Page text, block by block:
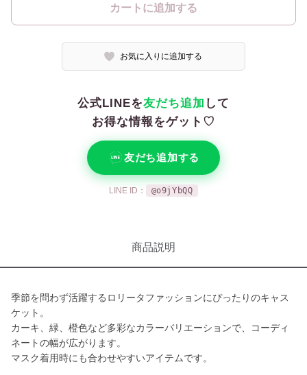
カートに追加する
お気に入りに追加する
公式LINEを友だち追加 して
お得な情報をゲット♡
友だち追加する
LINE ID： @o9jYbQQ
商品説明
季節を問わず活躍するロリータファッションにぴったりのキャス
ケット。
カーキ、緑、橙色など多彩なカラーバリエーションで、コーディ
ネートの幅が広がります。
マスク着用時にも合わせやすいアイテムです。